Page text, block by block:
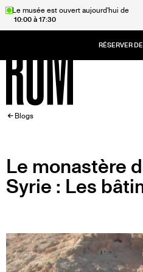
AllerLe musée est ouvert aujourd'hui de
10:00 à 17:30
Accueil
FIL
D'ARIANE
Blogs
Le monastère
Syrie : Les